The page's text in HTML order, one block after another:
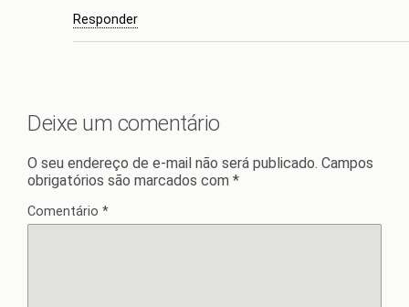
Responder
Deixe um comentário
O seu endereço de e-mail não será publicado. Campos
obrigatórios são marcados com *
Comentário *